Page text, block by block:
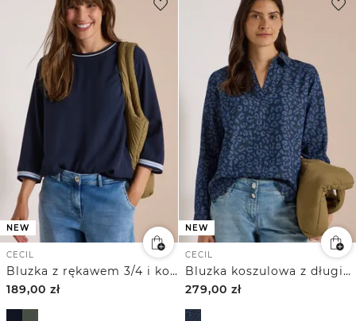
NEW
CECIL
Bluzka z rękawem 3/4 i kontrastowymi detalami
189,00 zł
NEW
CECIL
Bluzka koszulowa z długim rękawem i nadrukiem
279,00 zł